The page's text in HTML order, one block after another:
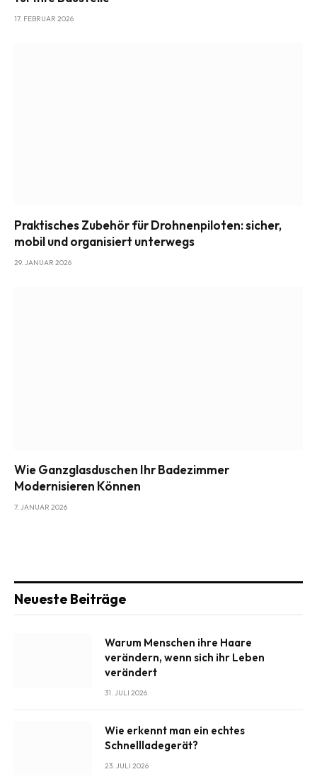
17. FEBRUAR 2026
Praktisches Zubehör für Drohnenpiloten: sicher,
mobil und organisiert unterwegs
29. JANUAR 2026
Wie Ganzglasduschen Ihr Badezimmer
Modernisieren Können
7. JANUAR 2026
Neueste Beiträge
Warum Menschen ihre Haare
verändern, wenn sich ihr Leben
verändert
31. JULI 2026
Wie erkennt man ein echtes
Schnellladegerät?
23. JULI 2026